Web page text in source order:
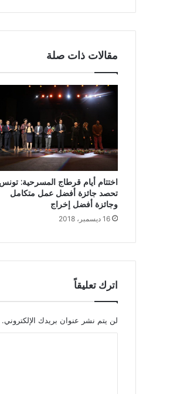
مقالات ذات صلة
اختتام أيام قرطاج المسرحية: تونس
تحصد جائزة أفضل عمل متكامل
وجائزة أفضل إخراج
16 ديسمبر، 2018
اترك تعليقاً
لن يتم نشر عنوان بريدك الإلكتروني.